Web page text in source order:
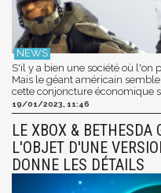
S'il y a bien une société où l'on
Mais le géant américain
cette conjoncture économique
19/01/2023, 11:46
LE XBOX & BETHESDA
L'OBJET D'UNE
DONNE LES DÉTAILS